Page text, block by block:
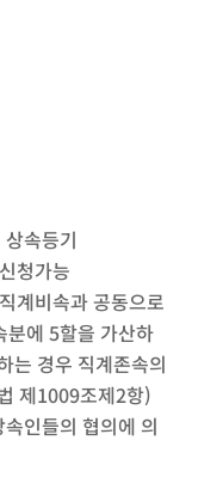
속등기
청가능
계비속과 공동으로
분에 5할을 가산하
는 경우 직계존속의
제1009조제2항)
인들의 협의에 의